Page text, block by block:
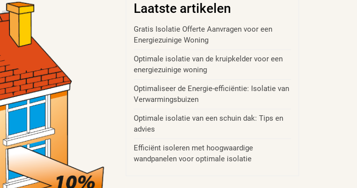
Laatste artikelen
Gratis Isolatie Offerte Aanvragen voor een
Energiezuinige Woning
Optimale isolatie van de kruipkelder voor een
energiezuinige woning
Optimaliseer de Energie-efficiëntie: Isolatie van
Verwarmingsbuizen
Optimale isolatie van een schuin dak: Tips en
advies
Efficiënt isoleren met hoogwaardige
wandpanelen voor optimale isolatie